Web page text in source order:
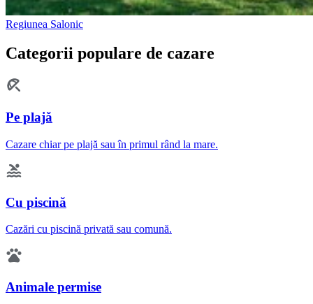
Regiunea Salonic
Categorii populare de cazare
Pe plajă
Cazare chiar pe plajă sau în primul rând la mare.
Cu piscină
Cazări cu piscină privată sau comună.
Animale permise